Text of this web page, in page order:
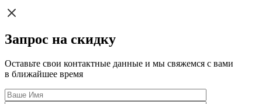
Запрос на скидку
Оставьте свои контактные данные и мы свяжемся с вами
в ближайшее время